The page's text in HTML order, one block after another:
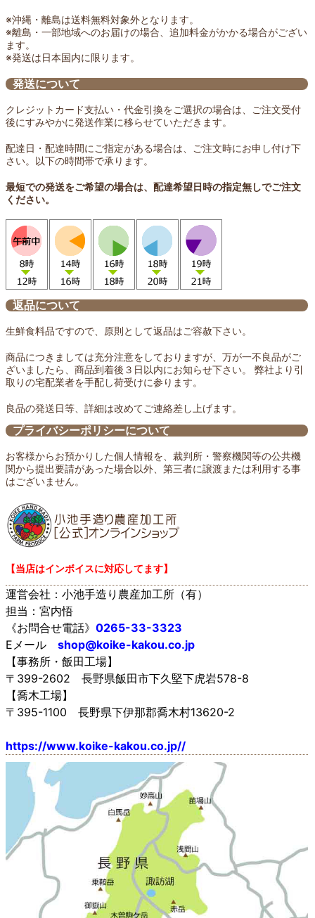
※沖縄・離島は送料無料対象外となります。
※離島・一部地域へのお届けの場合、追加料金がかかる場合がござい
ます。
※発送は日本国内に限ります。
発送について
クレジットカード支払い・代金引換をご選択の場合は、ご注文受付
後にすみやかに発送作業に移らせていただきます。
配達日・配達時間にご指定がある場合は、ご注文時にお申し付け下
さい。以下の時間帯で承ります。
最短での発送をご希望の場合は、配達希望日時の指定無しでご注文
ください。
返品について
生鮮食料品ですので、原則として返品はご容赦下さい。
商品につきましては充分注意をしておりますが、万が一不良品がご
ざいましたら、商品到着後３日以内にお知らせ下さい。 弊社より引
取りの宅配業者を手配し荷受けに参ります。
良品の発送日等、詳細は改めてご連絡差し上げます。
プライバシーポリシーについて
お客様からお預かりした個人情報を、裁判所・警察機関等の公共機
関から提出要請があった場合以外、第三者に譲渡または利用する事
はございません。
【当店はインボイスに対応してます】
運営会社：小池手造り農産加工所（有）
担当：宮内悟
《お問合せ電話》 0265-33-3323
Eメール shop@koike-kakou.co.jp
【事務所・飯田工場】
〒399-2602 長野県飯田市下久堅下虎岩578-8
【喬木工場】
〒395-1100 長野県下伊那郡喬木村13620-2
https://www.koike-kakou.co.jp//